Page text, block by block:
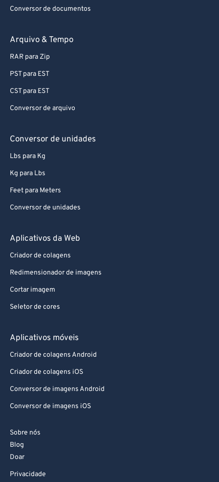
Conversor de documentos
Arquivo & Tempo
RAR para Zip
PST para EST
CST para EST
Conversor de arquivo
Conversor de unidades
Lbs para Kg
Kg para Lbs
Feet para Meters
Conversor de unidades
Aplicativos da Web
Criador de colagens
Redimensionador de imagens
Cortar imagem
Seletor de cores
Aplicativos móveis
Criador de colagens Android
Criador de colagens iOS
Conversor de imagens Android
Conversor de imagens iOS
Sobre nós
Blog
Doar
Privacidade